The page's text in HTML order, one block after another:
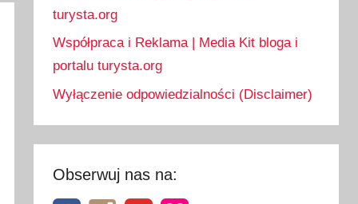
turysta.org
Współpraca i Reklama | Media Kit bloga i
portalu turysta.org
Wyłączenie odpowiedzialności (Disclaimer)
Obserwuj nas na: